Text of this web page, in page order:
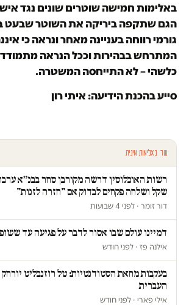
באלימות חמישה שוטרים שונים נגד
הגם שתקפה ביריקה את השוטר שבעט
גורמי רווחה בעניינה מאחר ונראה כי
המתרחש בבהירות וככל הנראה
כלשהי – לא התייחסה המשטרה.
סייע בהכנת הידיעה: איתי רון
עוד באלימות מינית
שקל ושלחה פקחים לבדוק אם "חזרה לזנות"
דור זומר · לפני 4 שבועות
דמיינו עולם שבו אסור לדבר על פגיעה עד
אילנה פז · לפני חודש
בעקבות מחאת הסטודנטיות: טל רוזנבליט
העברית
אילי פארי · לפני חודש